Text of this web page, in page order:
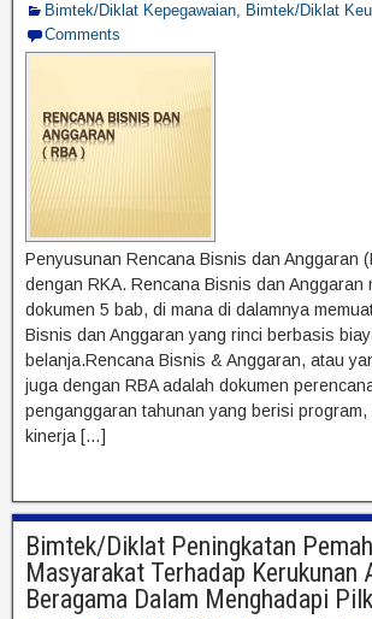
Bimtek/Diklat Kepegawaian, Bimtek/Diklat
Comments
Penyusunan Rencana Bisnis dan Anggaran
dengan RKA. Rencana Bisnis dan Anggaran
dokumen 5 bab, di mana di dalamnya
Bisnis dan Anggaran yang rinci berbasis
belanja.Rencana Bisnis & Anggaran, atau
juga dengan RBA adalah dokumen
penganggaran tahunan yang berisi
kinerja […]
Bimtek/Diklat Peningkatan
Masyarakat Terhadap Kerukunan
Beragama Dalam Menghadapi